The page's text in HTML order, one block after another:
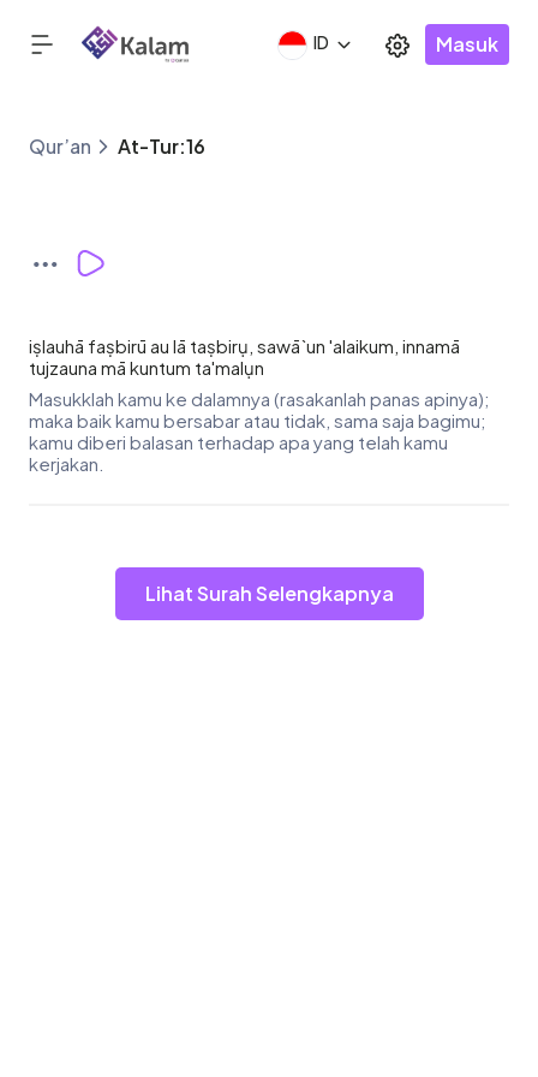
ID Masuk
Qur’an At-Tur:16
iṣlauhā faṣbirū au lā taṣbirụ, sawā`un 'alaikum, innamā
tujzauna mā kuntum ta'malụn
Masukklah kamu ke dalamnya (rasakanlah panas apinya);
maka baik kamu bersabar atau tidak, sama saja bagimu;
kamu diberi balasan terhadap apa yang telah kamu
kerjakan.
Lihat Surah Selengkapnya